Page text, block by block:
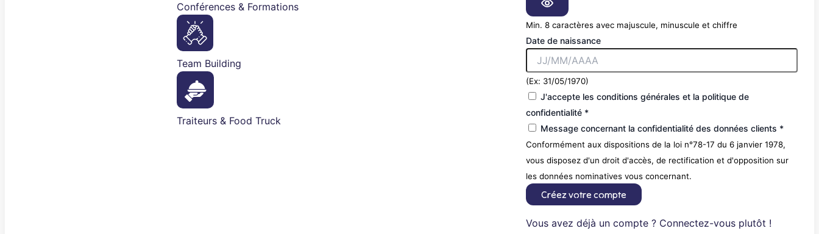
Conférences & Formations
Team Building
Traiteurs & Food Truck
Min. 8 caractères avec majuscule, minuscule et chiffre
Date de naissance
(Ex: 31/05/1970)
J'accepte les conditions générales et la politique de
confidentialité *
Message concernant la confidentialité des données clients *
Conformément aux dispositions de la loi n°78-17 du 6 janvier 1978,
vous disposez d'un droit d'accès, de rectification et d'opposition sur
les données nominatives vous concernant.
Créez votre compte
Vous avez déjà un compte ? Connectez-vous plutôt !